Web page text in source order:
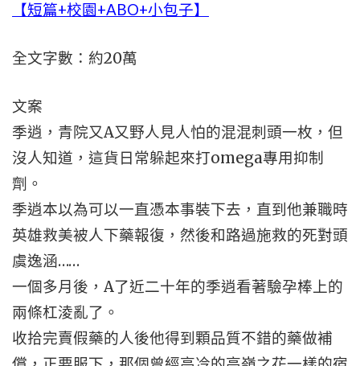
【短篇+校園+ABO+小包子】
全文字數：約20萬
文案
季逍，青院又A又野人見人怕的混混刺頭一枚，但
沒人知道，這貨日常躲起來打omega專用抑制
劑。
季逍本以為可以一直憑本事裝下去，直到他兼職時
英雄救美被人下藥報復，然後和路過施救的死對頭
虞逸涵……
一個多月後，A了近二十年的季逍看著驗孕棒上的
兩條杠淩亂了。
收拾完賣假藥的人後他得到顆品質不錯的藥做補